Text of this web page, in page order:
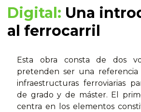
Digital: Una
al ferrocarril
Esta obra consta de dos
pretenden ser una
infraestructuras ferroviarias
de grado y de máster. El
centra en los elementos